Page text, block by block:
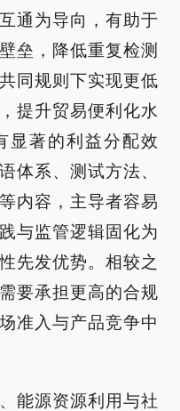
通为导向，有助于
垒，降低重复检测
同规则下实现更低
提升贸易便利化水
显著的利益分配效
体系、测试方法、
内容，主导者容易
与监管逻辑固化为
先发优势。相较之
要承担更高的合规
准入与产品竞争中
能源资源利用与社